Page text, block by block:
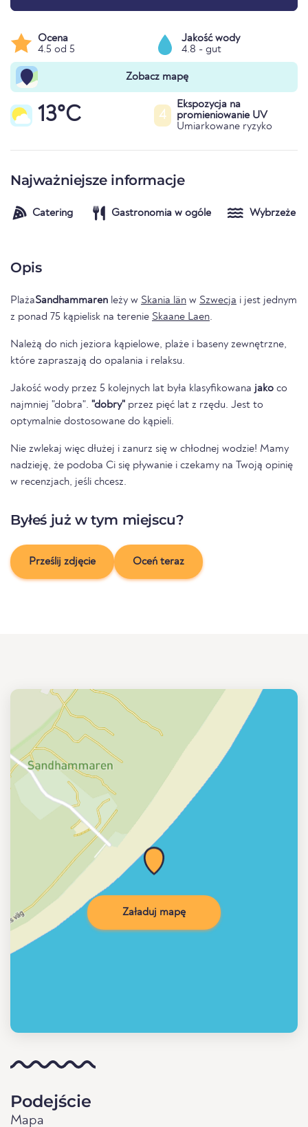
Ocena
4.5 od 5
Jakość wody
4.8 - gut
Zobacz mapę
13°C 4
Ekspozycja na
promieniowanie UV
Umiarkowane ryzyko
Najważniejsze informacje
Catering Gastronomia w ogóle Wybrzeże
Opis
PlażaSandhammaren leży w Skania län w Szwecja i jest jednym
z ponad 75 kąpielisk na terenie Skaane Laen.
Należą do nich jeziora kąpielowe, plaże i baseny zewnętrzne,
które zapraszają do opalania i relaksu.
Jakość wody przez 5 kolejnych lat była klasyfikowana jako co
najmniej "dobra". "dobry" przez pięć lat z rzędu. Jest to
optymalnie dostosowane do kąpieli.
Nie zwlekaj więc dłużej i zanurz się w chłodnej wodzie! Mamy
nadzieję, że podoba Ci się pływanie i czekamy na Twoją opinię
w recenzjach, jeśli chcesz.
Byłeś już w tym miejscu?
Prześlij zdjęcie Oceń teraz
Załaduj mapę
Podejście
Mapa